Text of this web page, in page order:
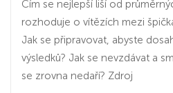
Čím se nejlepší liší od
rozhoduje o vítězích mezi
Jak se připravovat, abyste
výsledků? Jak se nevzdávat a
se zrovna nedaří? Zdroj